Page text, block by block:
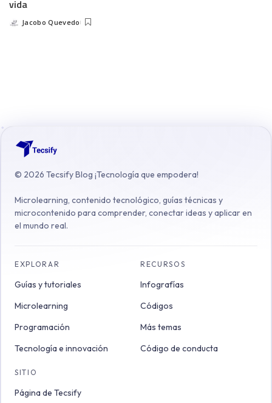
vida
Jacobo Quevedo
© 2026 Tecsify Blog ¡Tecnología que empodera!
Microlearning, contenido tecnológico, guías técnicas y
microcontenido para comprender, conectar ideas y aplicar en
el mundo real.
EXPLORAR
Guías y tutoriales
Microlearning
Programación
Tecnología e innovación
RECURSOS
Infografías
Códigos
Más temas
Código de conducta
SITIO
Página de Tecsify